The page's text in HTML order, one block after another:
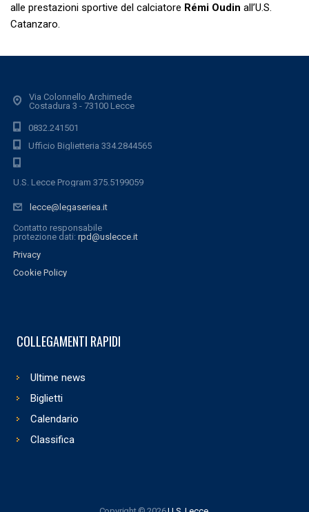
alle prestazioni sportive del calciatore Rémi Oudin all’U.S.
Catanzaro.
Via Colonnello Archimede
Costadura 3 - 73100 Lecce
0832.241501
Ufficio Biglietteria 334.2844565
U.S. Lecce Program 375.5199059
lecce@legaseriea.it
Contatto responsabile
protezione dati: rpd@uslecce.it
Privacy
Cookie Policy
COLLEGAMENTI RAPIDI
Ultime news
Biglietti
Calendario
Classifica